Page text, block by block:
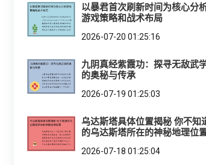
以暴君首次刷新时间为核心分
游戏策略和战术布局
2026-07-20 01:25:16
九阴真经紫霞功：探寻无敌武
的奥秘与传承
2026-07-19 01:25:03
乌达斯塔具体位置揭秘 你不知
的乌达斯塔所在的神秘地理位
2026-07-18 01:25:04